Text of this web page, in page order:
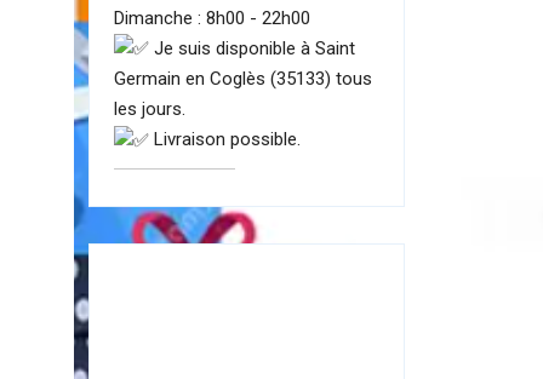
Dimanche : 8h00 - 22h00
Je suis disponible à Saint
Germain en Coglès (35133) tous
les jours.
Livraison possible.